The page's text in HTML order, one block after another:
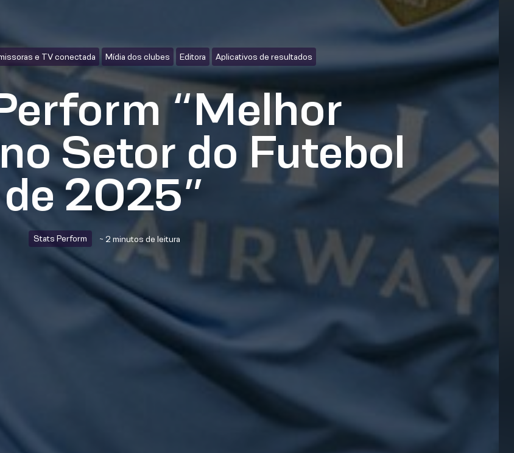
e TV conectada Mídia dos clubes Editora Aplicativos de resultados
“Melhor
Setor do Futebol
de 2025”
Stats Perform ~ 2 minutos de leitura